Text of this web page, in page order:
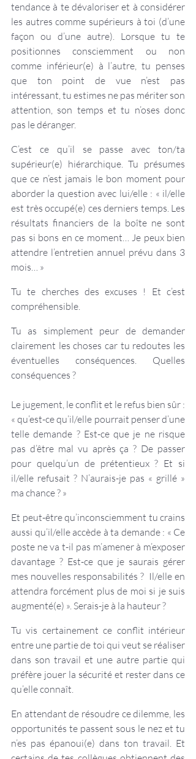
tendance à te dévaloriser et à considérer
les autres comme supérieurs à toi (d’une
façon ou d’une autre). Lorsque tu te
positionnes consciemment ou non
comme inférieur(e) à l’autre, tu penses
que ton point de vue n’est pas
intéressant, tu estimes ne pas mériter son
attention, son temps et tu n’oses donc
pas le déranger.
C’est ce qu’il se passe avec ton/ta
supérieur(e) hiérarchique. Tu présumes
que ce n’est jamais le bon moment pour
aborder la question avec lui/elle : « il/elle
est très occupé(e) ces derniers temps. Les
résultats financiers de la boîte ne sont
pas si bons en ce moment… Je peux bien
attendre l’entretien annuel prévu dans 3
mois… »
Tu te cherches des excuses ! Et c’est
compréhensible.
Tu as simplement peur de demander
clairement les choses car tu redoutes les
éventuelles conséquences. Quelles
conséquences ?
Le jugement, le conflit et le refus bien sûr :
« qu’est-ce qu’il/elle pourrait penser d’une
telle demande ? Est-ce que je ne risque
pas d’être mal vu après ça ? De passer
pour quelqu’un de prétentieux ? Et si
il/elle refusait ? N’aurais-je pas « grillé »
ma chance ? »
Et peut-être qu’inconsciemment tu crains
aussi qu’il/elle accède à ta demande : « Ce
poste ne va t-il pas m’amener à m’exposer
davantage ? Est-ce que je saurais gérer
mes nouvelles responsabilités ?  Il/elle en
attendra forcément plus de moi si je suis
augmenté(e) ». Serais-je à la hauteur ?
Tu vis certainement ce conflit intérieur
entre une partie de toi qui veut se réaliser
dans son travail et une autre partie qui
préfère jouer la sécurité et rester dans ce
qu’elle connaît.
En attendant de résoudre ce dilemme, les
opportunités te passent sous le nez et tu
n’es pas épanoui(e) dans ton travail. Et